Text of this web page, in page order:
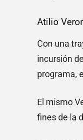
Atilio
Con una
incursión
programa,
El mismo
fines de la